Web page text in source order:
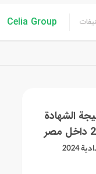
Celia Group
الشهادة
أول وأكبر موقع متخصص في نتيجة الشهادة الإعدادية 2024